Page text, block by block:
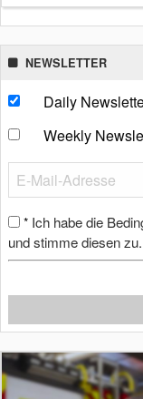
NEWSLETTER
Daily
Weekly
* Ich habe die
und stimme diesen zu.